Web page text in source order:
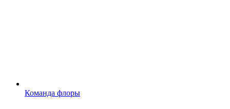
Команда флоры